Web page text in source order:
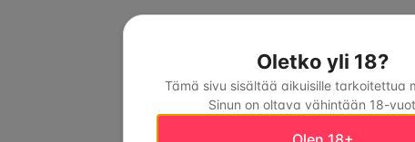
Oletko yli 18?
Tämä sivu sisältää aikuisille tarkoitettua
Sinun on oltava vähintään 18-